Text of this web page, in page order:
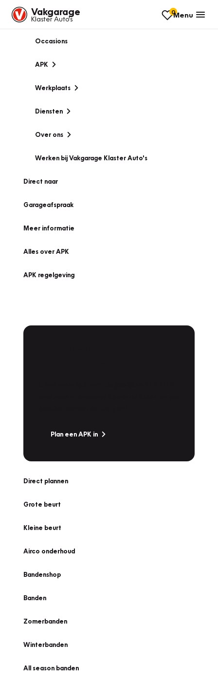
Vakgarage
Klaster Auto's
0Menu
Occasions
APK
Werkplaats
Diensten
Over ons
Werken bij Vakgarage Klaster Auto's
Direct naar
Garageafspraak
Meer informatie
Alles over APK
APK regelgeving
Plan een APK in
Direct plannen
Grote beurt
Kleine beurt
Airco onderhoud
Bandenshop
Banden
Zomerbanden
Winterbanden
All season banden